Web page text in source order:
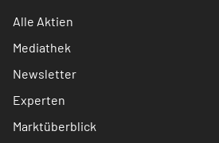
Alle Aktien
Mediathek
Newsletter
Experten
Marktüberblick